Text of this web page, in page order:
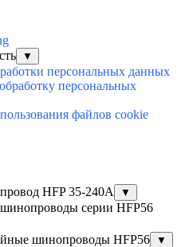
▼
персональных данных
персональных
файлов cookie
HFP 35-240А ▼
серии HFP56
шинопроводы HFP56 ▼